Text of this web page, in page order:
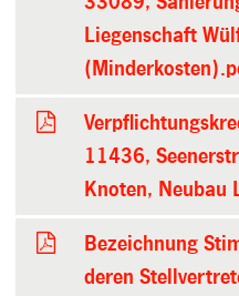
Liegenschaft
11436,
Knoten, Neubau
Bezeichnung
deren